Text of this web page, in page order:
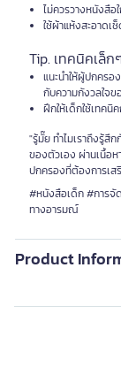
ไม่ควรวางหนังสื
ใช้ผ้าแห้งสะอาดเ
Tip. เทคนิคเล็ก
แนะนำให้ผู้ปกครอ
กับความกังวลใจข
ฝึกให้เด็กใช้เทคนิ
"รู้มั๊ย ทำไมเราถึงรู้สึ
ของตัวเอง ผ่านเนื้อห
ปกครองที่ต้องการเส
#หนังสือเด็ก #การจั
ทางอารมณ์
Product